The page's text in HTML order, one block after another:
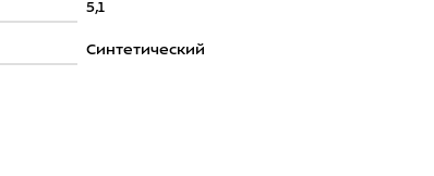
5,1
Синтетический